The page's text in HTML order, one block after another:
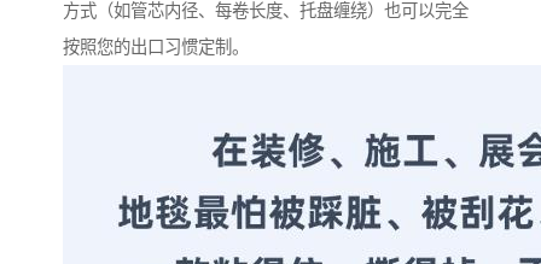
方式（如管芯内径、每卷长度、托盘缠绕）也可以完全
按照您的出口习惯定制。